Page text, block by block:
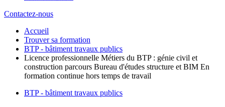
Contactez-nous
Accueil
Trouver sa formation
BTP - bâtiment travaux publics
Licence professionnelle Métiers du BTP : génie civil et
construction parcours Bureau d'études structure et BIM En
formation continue hors temps de travail
BTP - bâtiment travaux publics